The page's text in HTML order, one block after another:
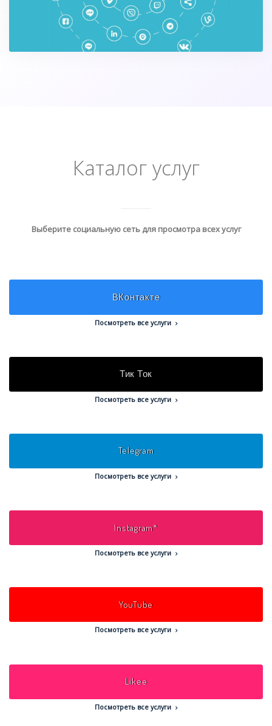
Каталог услуг
Выберите социальную сеть для просмотра всех услуг
ВКонтакте
Посмотреть все услуги
Тик Ток
Посмотреть все услуги
Telegram
Посмотреть все услуги
Instagram*
Посмотреть все услуги
YouTube
Посмотреть все услуги
Likee
Посмотреть все услуги